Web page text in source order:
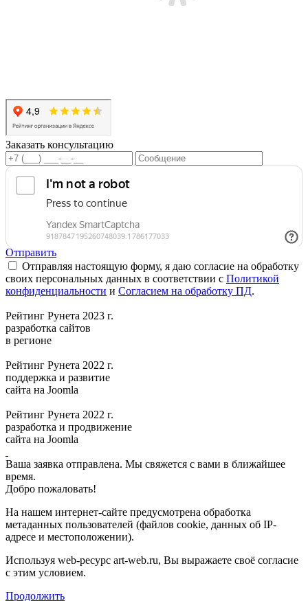
Заказать консультацию
Отправить
Отправляя настоящую форму, я даю согласие на обработку
своих персональных данных в соответствии с Политикой
конфиденциальности и Согласием на обработку ПД.
Рейтинг Рунета 2023 г.
разработка сайтов
в регионе
Рейтинг Рунета 2022 г.
поддержка и развитие
сайта на Joomla
Рейтинг Рунета 2022 г.
разработка и продвижение
сайта на Joomla
Ваша заявка отправлена. Мы свяжется с вами в ближайшее
время.
Добро пожаловать!
На нашем интернет-сайте предусмотрена обработка
метаданных пользователей (файлов cookie, данных об IP-
адресе и местоположении).
Используя web-ресурс art-web.ru, Вы выражаете своё согласие
с этим условием.
Продолжить